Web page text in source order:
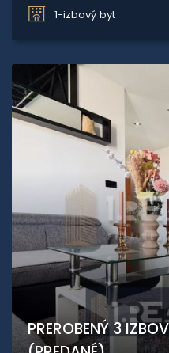
1-izbový byt
PREROBENÝ 3